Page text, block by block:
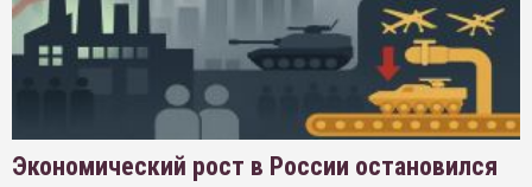
Экономический рост в России остановился